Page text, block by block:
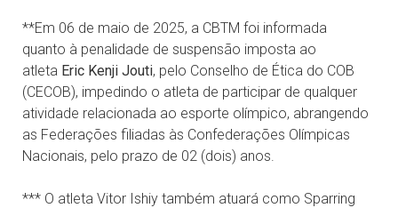
**Em 06 de maio de 2025, a CBTM foi informada
quanto à penalidade de suspensão imposta ao
atleta Eric Kenji Jouti, pelo Conselho de Ética do COB
(CECOB), impedindo o atleta de participar de qualquer
atividade relacionada ao esporte olímpico, abrangendo
as Federações filiadas às Confederações Olímpicas
Nacionais, pelo prazo de 02 (dois) anos.
*** O atleta Vitor Ishiy também atuará como Sparring